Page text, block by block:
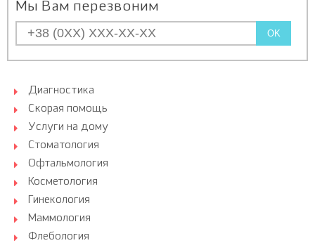
Мы Вам перезвоним
OK
Диагностика
Скорая помощь
Услуги на дому
Стоматология
Офтальмология
Косметология
Гинекология
Маммология
Флебология